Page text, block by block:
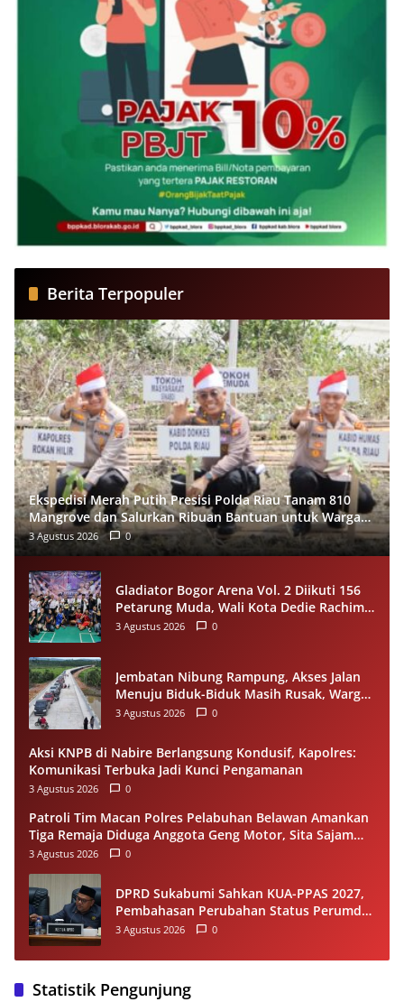
Berita Terpopuler
Ekspedisi Merah Putih Presisi Polda Riau Tanam 810
Mangrove dan Salurkan Ribuan Bantuan untuk Warga
Pesisir Sinaboi
3 Agustus 2026 0
Gladiator Bogor Arena Vol. 2 Diikuti 156
Petarung Muda, Wali Kota Dedie Rachim
Gaungkan Stop Tawuran Lewat Tinju
3 Agustus 2026 0
Jembatan Nibung Rampung, Akses Jalan
Menuju Biduk-Biduk Masih Rusak, Warga
Minta Pemprov Kaltim Segera Bertindak
3 Agustus 2026 0
Aksi KNPB di Nabire Berlangsung Kondusif, Kapolres:
Komunikasi Terbuka Jadi Kunci Pengamanan
3 Agustus 2026 0
Patroli Tim Macan Polres Pelabuhan Belawan Amankan
Tiga Remaja Diduga Anggota Geng Motor, Sita Sajam
dan Sepeda Motor
3 Agustus 2026 0
DPRD Sukabumi Sahkan KUA-PPAS 2027,
Pembahasan Perubahan Status Perumda
Tirta Jaya Berlanjut
3 Agustus 2026 0
Statistik Pengunjung